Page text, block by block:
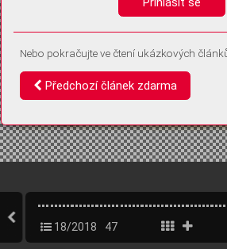
18/2018 47
Nebo pokračujte ve čtení ukázkových
Předchozí článek zdarma